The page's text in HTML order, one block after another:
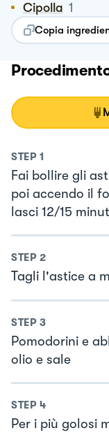
Cipolla 1
Copia
STEP 1
Fai bollire gli
poi accendo il
lasci 12/15
STEP 2
Tagli l'astice a
STEP 3
Pomodorini e
olio e sale
STEP 4
Per i più golosi